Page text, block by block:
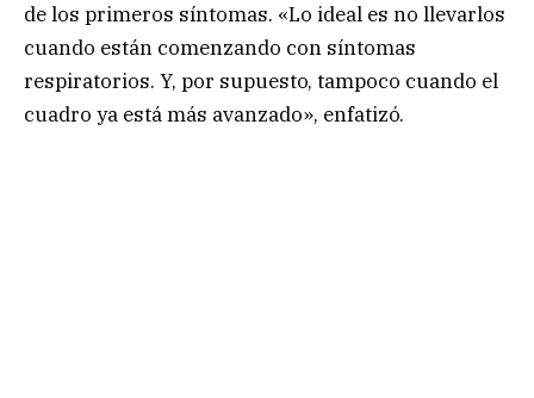
de los primeros síntomas. «Lo ideal es no llevarlos
cuando están comenzando con síntomas
respiratorios. Y, por supuesto, tampoco cuando el
cuadro ya está más avanzado», enfatizó.